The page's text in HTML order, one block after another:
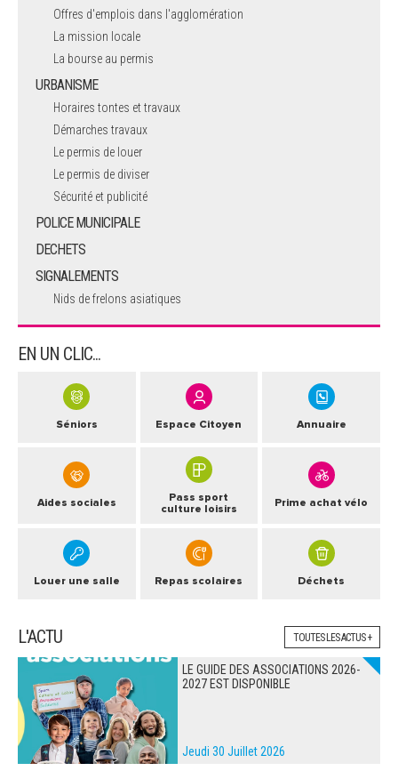
Offres d'emplois dans l'agglomération
La mission locale
La bourse au permis
URBANISME
Horaires tontes et travaux
Démarches travaux
Le permis de louer
Le permis de diviser
Sécurité et publicité
POLICE MUNICIPALE
DECHETS
SIGNALEMENTS
Nids de frelons asiatiques
EN UN CLIC...
Séniors Espace Citoyen Annuaire
Aides sociales
Pass sport
culture loisirs
Prime achat vélo
Louer une salle Repas scolaires Déchets
L'ACTU TOUTES LES ACTUS +
LE GUIDE DES ASSOCIATIONS 2026-
2027 EST DISPONIBLE
Jeudi 30 Juillet 2026